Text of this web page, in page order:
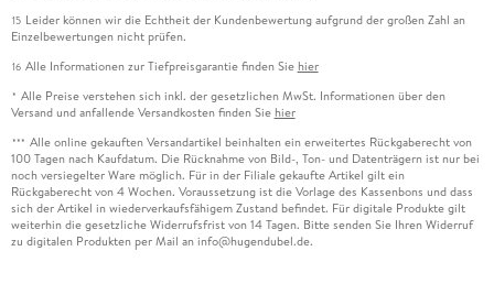
15 Leider können wir die Echtheit der Kundenbewertung aufgrund der großen Zahl an
Einzelbewertungen nicht prüfen.
16 Alle Informationen zur Tiefpreisgarantie finden Sie hier
* Alle Preise verstehen sich inkl. der gesetzlichen MwSt. Informationen über den
Versand und anfallende Versandkosten finden Sie hier
*** Alle online gekauften Versandartikel beinhalten ein erweitertes Rückgaberecht von
100 Tagen nach Kaufdatum. Die Rücknahme von Bild-, Ton- und Datenträgern ist nur bei
noch versiegelter Ware möglich. Für in der Filiale gekaufte Artikel gilt ein
Rückgaberecht von 4 Wochen. Voraussetzung ist die Vorlage des Kassenbons und dass
sich der Artikel in wiederverkaufsfähigem Zustand befindet. Für digitale Produkte gilt
weiterhin die gesetzliche Widerrufsfrist von 14 Tagen. Bitte senden Sie Ihren Widerruf
zu digitalen Produkten per Mail an info@hugendubel.de.